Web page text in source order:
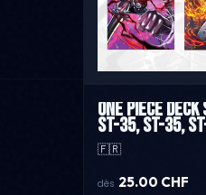
One Piece Deck
ST-35, ST-35,
🇫🇷
dès 25.00 CHF